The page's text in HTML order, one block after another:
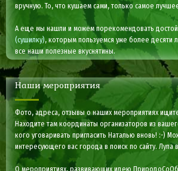
вручную. То, что кушаем сами, только самое
А еще мы нашли и можем порекомендовать
(сушилку), которым пользуемся уже более десяти
все наши полезные вкуснятины.
Наши мероприятия
Фото, адреса, отзывы о наших мероприятиях
Находите там координаты организаторов из
кого уговаривать пригласить Наталью вновь! :-)
интересующего вас города в поиск по сайту. Лупа
О мероприятиях, развивающих идею